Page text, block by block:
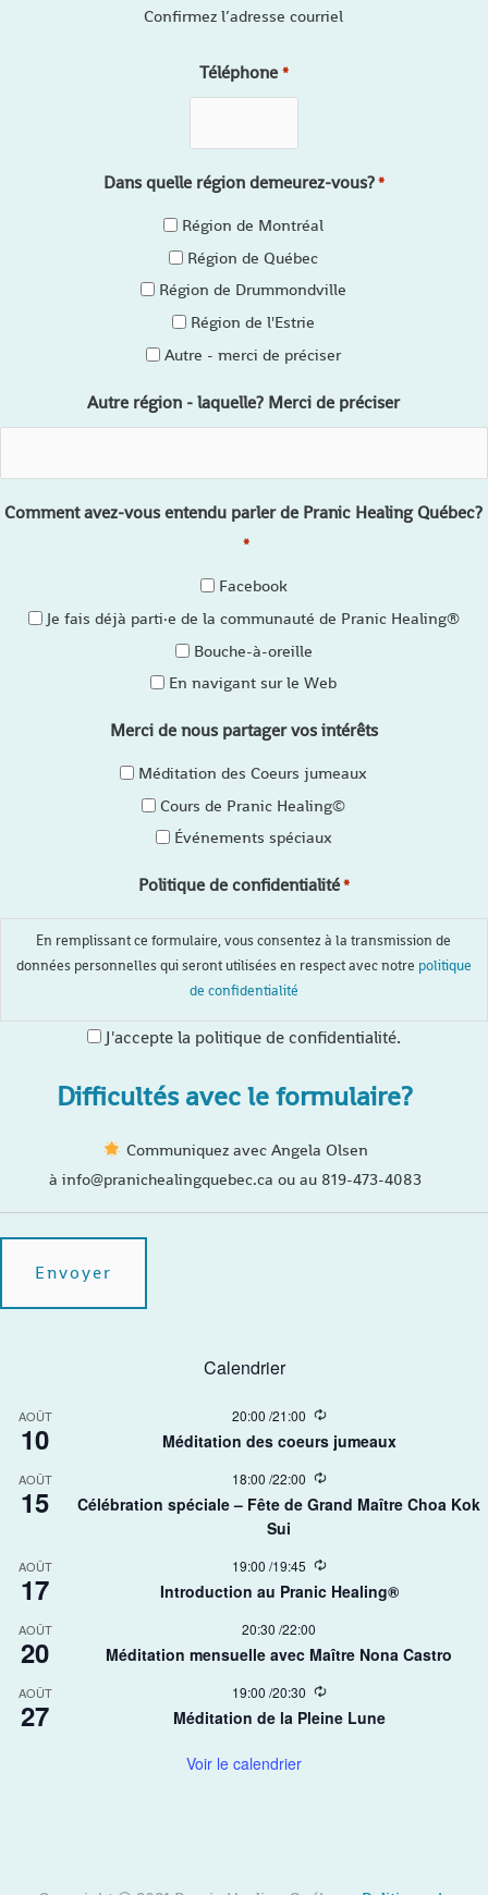
Confirmez l’adresse courriel
Téléphone *
Dans quelle région demeurez-vous?*
Région de Montréal
Région de Québec
Région de Drummondville
Région de l'Estrie
Autre - merci de préciser
Autre région - laquelle? Merci de préciser
Comment avez-vous entendu parler de Pranic Healing Québec?
*
Facebook
Je fais déjà parti·e de la communauté de Pranic Healing®
Bouche-à-oreille
En navigant sur le Web
Merci de nous partager vos intérêts
Méditation des Coeurs jumeaux
Cours de Pranic Healing©
Événements spéciaux
Politique de confidentialité*
En remplissant ce formulaire, vous consentez à la transmission de
données personnelles qui seront utilisées en respect avec notre politique
de confidentialité
J'accepte la politique de confidentialité.
Difficultés avec le formulaire?
Communiquez avec Angela Olsen
à info@pranichealingquebec.ca ou au 819-473-4083
Calendrier
AOÛT
10
20:00 /21:00
R
c
r
r
Méditation des coeurs jumeaux
AOÛT
15
18:00 /22:00
R
c
r
n
Célébration spéciale – Fête de Grand Maître Choa Kok
Sui​
AOÛT
17
19:00 /19:45
R
e
c
r
n
Introduction au Pranic Healing®
AOÛT
20
20:30 /22:00
Méditation mensuelle avec Maître Nona Castro
AOÛT
27
19:00 /20:30
R
c
Méditation de la Pleine Lune
Voir le calendrier